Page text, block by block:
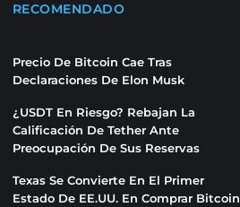
RECOMENDADO
Precio De Bitcoin Cae Tras
Declaraciones De Elon Musk
¿USDT En Riesgo? Rebajan La
Calificación De Tether Ante
Preocupación De Sus Reservas
Texas Se Convierte En El Primer
Estado De EE.UU. En Comprar Bitcoin